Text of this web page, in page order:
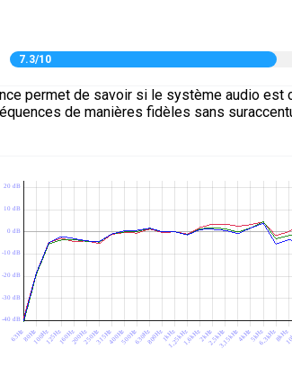
7.3/10
permet de savoir si le système audio est
de manières fidèles sans